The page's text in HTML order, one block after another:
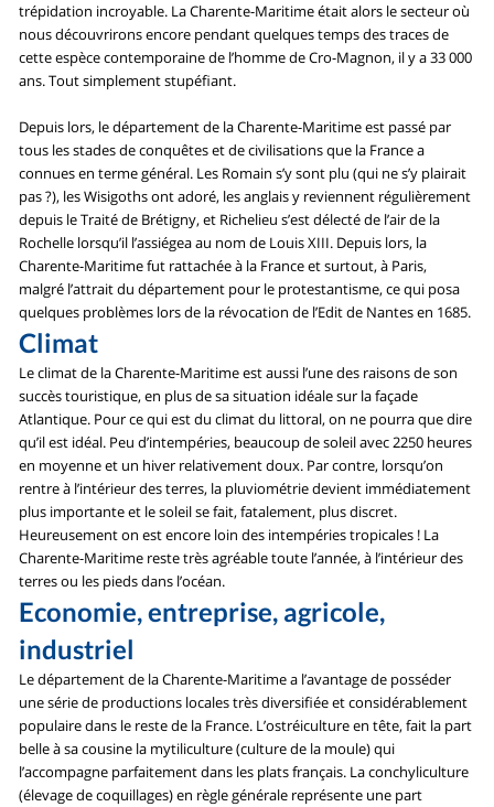
trépidation incroyable. La Charente-Maritime était alors le secteur où
nous découvrirons encore pendant quelques temps des traces de
cette espèce contemporaine de l’homme de Cro-Magnon, il y a 33 000
ans. Tout simplement stupéfiant.
Depuis lors, le département de la Charente-Maritime est passé par
tous les stades de conquêtes et de civilisations que la France a
connues en terme général. Les Romain s’y sont plu (qui ne s’y plairait
pas ?), les Wisigoths ont adoré, les anglais y reviennent régulièrement
depuis le Traité de Brétigny, et Richelieu s’est délecté de l’air de la
Rochelle lorsqu’il l’assiégea au nom de Louis XIII. Depuis lors, la
Charente-Maritime fut rattachée à la France et surtout, à Paris,
malgré l’attrait du département pour le protestantisme, ce qui posa
quelques problèmes lors de la révocation de l’Edit de Nantes en 1685.
Climat
Le climat de la Charente-Maritime est aussi l’une des raisons de son
succès touristique, en plus de sa situation idéale sur la façade
Atlantique. Pour ce qui est du climat du littoral, on ne pourra que dire
qu’il est idéal. Peu d’intempéries, beaucoup de soleil avec 2250 heures
en moyenne et un hiver relativement doux. Par contre, lorsqu’on
rentre à l’intérieur des terres, la pluviométrie devient immédiatement
plus importante et le soleil se fait, fatalement, plus discret.
Heureusement on est encore loin des intempéries tropicales ! La
Charente-Maritime reste très agréable toute l’année, à l’intérieur des
terres ou les pieds dans l’océan.
Economie, entreprise, agricole,
industriel
Le département de la Charente-Maritime a l’avantage de posséder
une série de productions locales très diversifiée et considérablement
populaire dans le reste de la France. L’ostréiculture en tête, fait la part
belle à sa cousine la mytiliculture (culture de la moule) qui
l’accompagne parfaitement dans les plats français. La conchyliculture
(élevage de coquillages) en règle générale représente une part